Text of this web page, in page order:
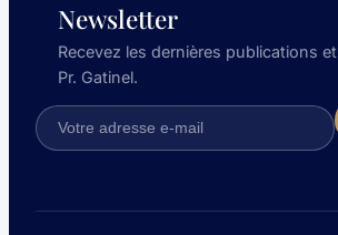
Newsletter
Recevez les dernières publications
Pr. Gatinel.